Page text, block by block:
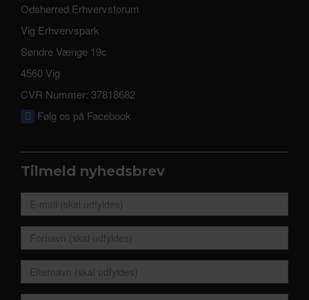
Odsherred Erhvervsforum
Vig Erhvervspark
Søndre Vænge 19c
4560 Vig
CVR Nummer: 37818682
Følg os på Facebook
Tilmeld nyhedsbrev